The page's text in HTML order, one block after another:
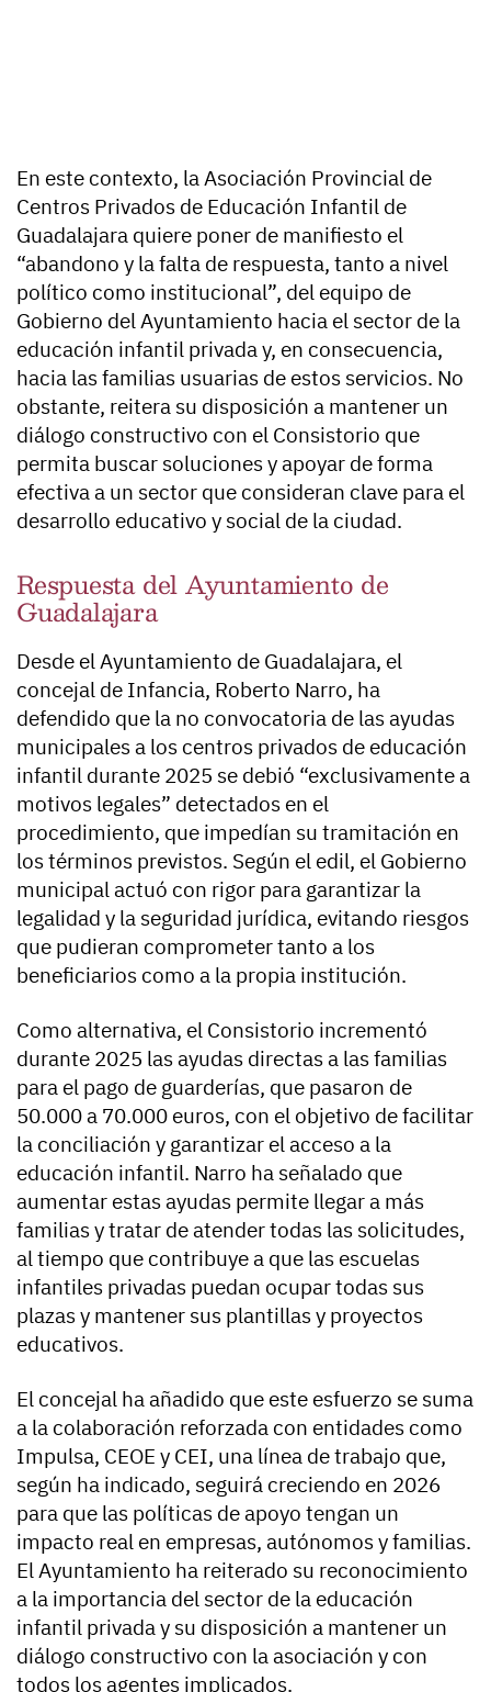
En este contexto, la Asociación Provincial de
Centros Privados de Educación Infantil de
Guadalajara quiere poner de manifiesto el
“abandono y la falta de respuesta, tanto a nivel
político como institucional”, del equipo de
Gobierno del Ayuntamiento hacia el sector de la
educación infantil privada y, en consecuencia,
hacia las familias usuarias de estos servicios. No
obstante, reitera su disposición a mantener un
diálogo constructivo con el Consistorio que
permita buscar soluciones y apoyar de forma
efectiva a un sector que consideran clave para el
desarrollo educativo y social de la ciudad.
Respuesta del Ayuntamiento de
Guadalajara
Desde el Ayuntamiento de Guadalajara, el
concejal de Infancia, Roberto Narro, ha
defendido que la no convocatoria de las ayudas
municipales a los centros privados de educación
infantil durante 2025 se debió “exclusivamente a
motivos legales” detectados en el
procedimiento, que impedían su tramitación en
los términos previstos. Según el edil, el Gobierno
municipal actuó con rigor para garantizar la
legalidad y la seguridad jurídica, evitando riesgos
que pudieran comprometer tanto a los
beneficiarios como a la propia institución.
Como alternativa, el Consistorio incrementó
durante 2025 las ayudas directas a las familias
para el pago de guarderías, que pasaron de
50.000 a 70.000 euros, con el objetivo de facilitar
la conciliación y garantizar el acceso a la
educación infantil. Narro ha señalado que
aumentar estas ayudas permite llegar a más
familias y tratar de atender todas las solicitudes,
al tiempo que contribuye a que las escuelas
infantiles privadas puedan ocupar todas sus
plazas y mantener sus plantillas y proyectos
educativos.
El concejal ha añadido que este esfuerzo se suma
a la colaboración reforzada con entidades como
Impulsa, CEOE y CEI, una línea de trabajo que,
según ha indicado, seguirá creciendo en 2026
para que las políticas de apoyo tengan un
impacto real en empresas, autónomos y familias.
El Ayuntamiento ha reiterado su reconocimiento
a la importancia del sector de la educación
infantil privada y su disposición a mantener un
diálogo constructivo con la asociación y con
todos los agentes implicados.